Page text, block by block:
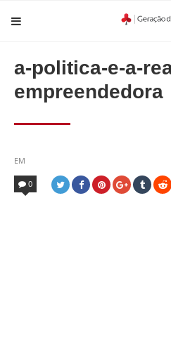
a-politica-e-a-
empreendedora
EM
IN
0